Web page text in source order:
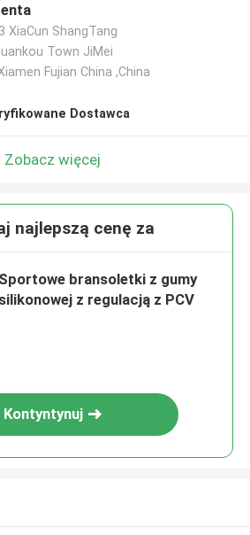
XiaCun ShangTang
Town JiMei
Fujian China ,China
Dostawca
Zobacz więcej
najlepszą cenę za
Sportowe bransoletki z gumy
silikonowej z regulacją z PCV
Kontyntynuj